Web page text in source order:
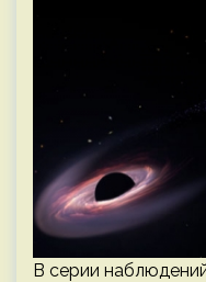
В серии